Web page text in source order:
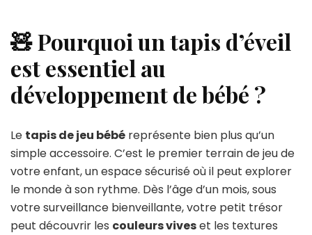
🧸 Pourquoi un tapis d’éveil
est essentiel au
développement de bébé ?
Le tapis de jeu bébé représente bien plus qu’un
simple accessoire. C’est le premier terrain de jeu de
votre enfant, un espace sécurisé où il peut explorer
le monde à son rythme. Dès l’âge d’un mois, sous
votre surveillance bienveillante, votre petit trésor
peut découvrir les couleurs viveset les textures